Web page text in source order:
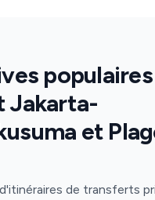
Jakarta-
et
de transferts